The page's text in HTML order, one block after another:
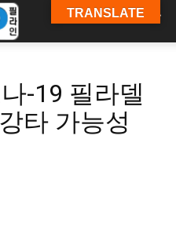
-19 필라델
타 가능성
TRANSLATE